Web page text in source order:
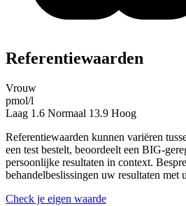
Referentiewaarden
Vrouw
pmol/l
Laag 1.6 Normaal 13.9 Hoog
Referentiewaarden kunnen variëren
een test bestelt, beoordeelt een BIG-
persoonlijke resultaten in context.
behandelbeslissingen uw resultaten met
Check je eigen waarde